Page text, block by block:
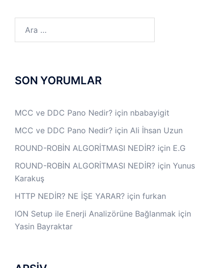
SON YORUMLAR
MCC ve DDC Pano Nedir? için nbabayigit
MCC ve DDC Pano Nedir? için Ali İhsan Uzun
ROUND-ROBİN ALGORİTMASI NEDİR? için E.G
ROUND-ROBİN ALGORİTMASI NEDİR? için Yunus
Karakuş
HTTP NEDİR? NE İŞE YARAR? için furkan
ION Setup ile Enerji Analizörüne Bağlanmak için
Yasin Bayraktar